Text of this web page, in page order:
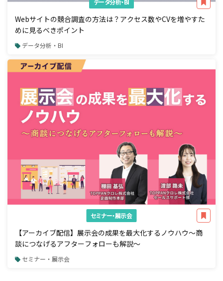
Webサイトの競合調査の方法は？アクセス数やCVを増やすた
めに見るべきポイント
データ分析・BI
セミナー・展示会
【アーカイブ配信】展示会の成果を最大化するノウハウ～商
談につなげるアフターフォローも解説～
セミナー・展示会